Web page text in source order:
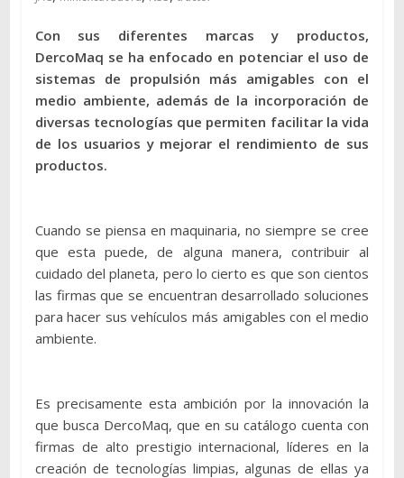
Con sus diferentes marcas y productos,
DercoMaq se ha enfocado en potenciar el uso de
sistemas de propulsión más amigables con el
medio ambiente, además de la incorporación de
diversas tecnologías que permiten facilitar la vida
de los usuarios y mejorar el rendimiento de sus
productos.
Cuando se piensa en maquinaria, no siempre se cree
que esta puede, de alguna manera, contribuir al
cuidado del planeta, pero lo cierto es que son cientos
las firmas que se encuentran desarrollado soluciones
para hacer sus vehículos más amigables con el medio
ambiente.
Es precisamente esta ambición por la innovación la
que busca DercoMaq, que en su catálogo cuenta con
firmas de alto prestigio internacional, líderes en la
creación de tecnologías limpias, algunas de ellas ya